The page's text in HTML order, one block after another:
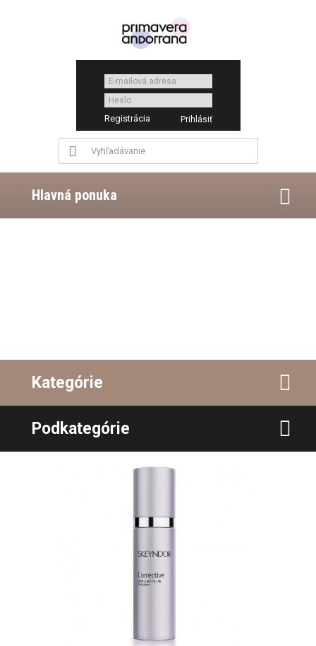
Registrácia
Hlavná ponuka
Kategórie
Podkategórie